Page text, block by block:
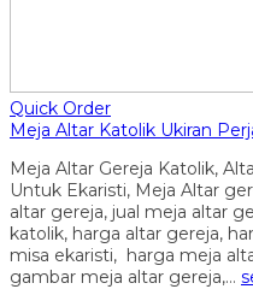
Quick Order
Meja Altar Katolik Ukiran
Meja Altar Gereja Katolik,
Untuk Ekaristi, Meja Altar
altar gereja, jual meja altar
katolik, harga altar gereja,
misa ekaristi, harga meja
gambar meja altar gereja,…